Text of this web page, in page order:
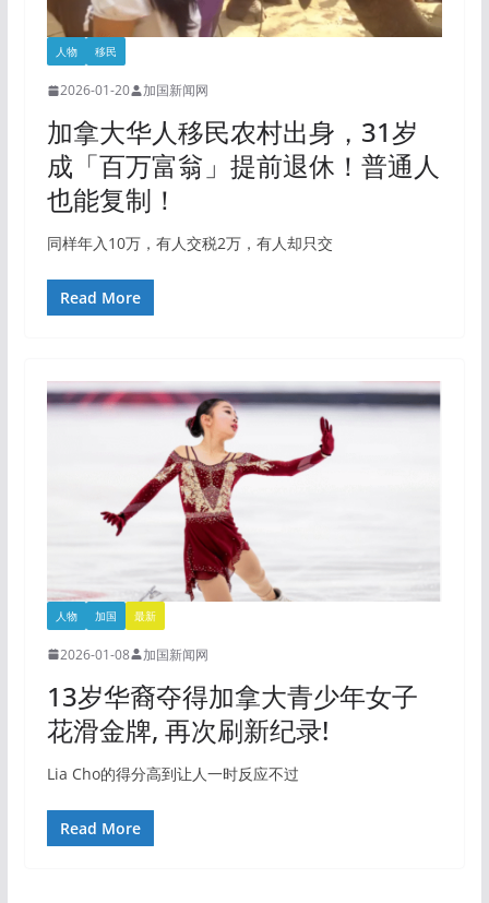
人物 移民
2026-01-20 加国新闻网
加拿大华人移民农村出身，31岁
成「百万富翁」提前退休！普通人
也能复制！
同样年入10万，有人交税2万，有人却只交
Read More
人物 加国 最新
2026-01-08 加国新闻网
13岁华裔夺得加拿大青少年女子
花滑金牌, 再次刷新纪录!
Lia Cho的得分高到让人一时反应不过
Read More